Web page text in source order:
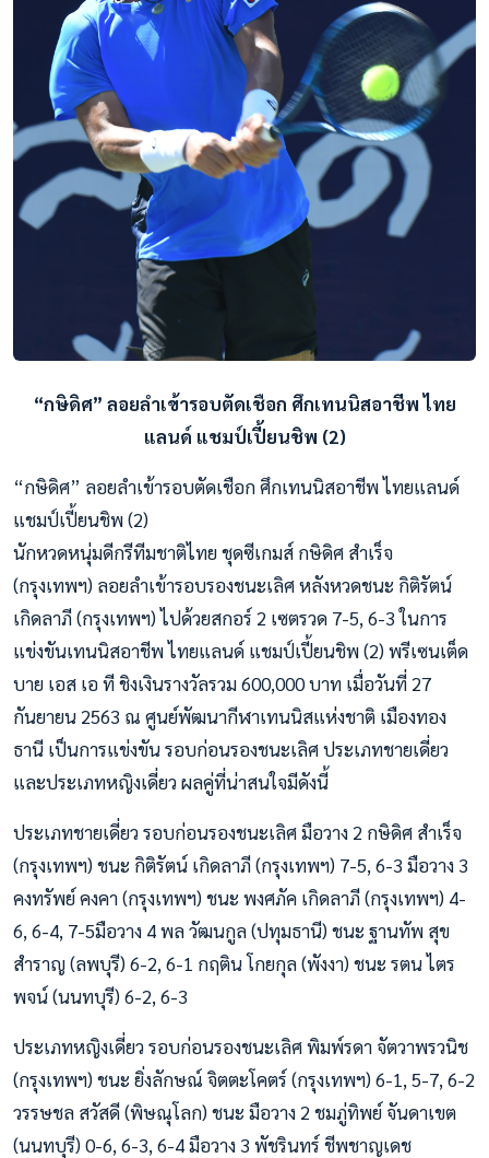
“กษิดิศ” ลอยลำเข้ารอบตัดเชือก ศึกเทนนิสอาชีพ ไทย
แลนด์ แชมป์เปี้ยนชิพ (2)
“กษิดิศ” ลอยลำเข้ารอบตัดเชือก ศึกเทนนิสอาชีพ ไทยแลนด์
แชมป์เปี้ยนชิพ (2)
นักหวดหนุ่มดีกรีทีมชาติไทย ชุดซีเกมส์ กษิดิศ สำเร็จ
(กรุงเทพฯ) ลอยลำเข้ารอบรองชนะเลิศ หลังหวดชนะ กิติรัตน์
เกิดลาภี (กรุงเทพฯ) ไปด้วยสกอร์ 2 เซตรวด 7-5, 6-3 ในการ
แข่งขันเทนนิสอาชีพ ไทยแลนด์ แชมป์เปี้ยนชิพ (2) พรีเซนเต็ด
บาย เอส เอ ที ชิงเงินรางวัลรวม 600,000 บาท เมื่อวันที่ 27
กันยายน 2563 ณ ศูนย์พัฒนากีฬาเทนนิสแห่งชาติ เมืองทอง
ธานี เป็นการแข่งขัน รอบก่อนรองชนะเลิศ ประเภทชายเดี่ยว
และประเภทหญิงเดี่ยว ผลคู่ที่น่าสนใจมีดังนี้
ประเภทชายเดี่ยว รอบก่อนรองชนะเลิศ มือวาง 2 กษิดิศ สำเร็จ
(กรุงเทพฯ) ชนะ กิติรัตน์ เกิดลาภี (กรุงเทพฯ) 7-5, 6-3 มือวาง 3
คงทรัพย์ คงคา (กรุงเทพฯ) ชนะ พงศภัค เกิดลาภี (กรุงเทพฯ) 4-
6, 6-4, 7-5มือวาง 4 พล วัฒนกูล (ปทุมธานี) ชนะ ฐานทัพ สุข
สำราญ (ลพบุรี) 6-2, 6-1 กฤติน โกยกุล (พังงา) ชนะ รตน ไตร
พจน์ (นนทบุรี) 6-2, 6-3
ประเภทหญิงเดี่ยว รอบก่อนรองชนะเลิศ พิมพ์รดา จัตวาพรวนิช
(กรุงเทพฯ) ชนะ ยิ่งลักษณ์ จิตตะโคตร์ (กรุงเทพฯ) 6-1, 5-7, 6-2
วรรษชล สวัสดี (พิษณุโลก) ชนะ มือวาง 2 ชมภู่ทิพย์ จันดาเขต
(นนทบุรี) 0-6, 6-3, 6-4 มือวาง 3 พัชรินทร์ ชีพชาญเดช